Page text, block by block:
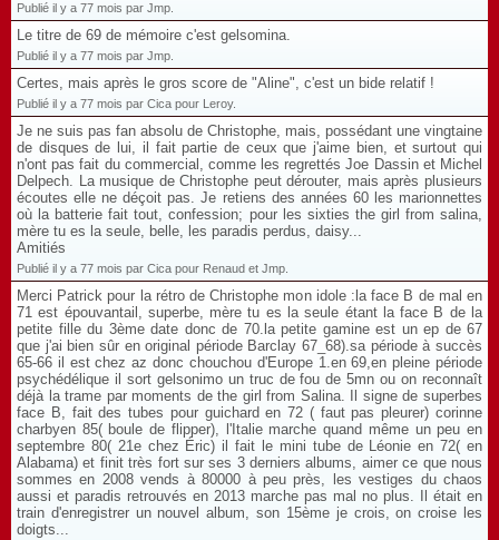
Publié il y a 77 mois par Jmp.
Le titre de 69 de mémoire c'est gelsomina.
Publié il y a 77 mois par Jmp.
Certes, mais après le gros score de "Aline", c'est un bide relatif !
Publié il y a 77 mois par Cica pour Leroy.
Je ne suis pas fan absolu de Christophe, mais, possédant une vingtaine
de disques de lui, il fait partie de ceux que j'aime bien, et surtout qui
n'ont pas fait du commercial, comme les regrettés Joe Dassin et Michel
Delpech. La musique de Christophe peut dérouter, mais après plusieurs
écoutes elle ne déçoit pas. Je retiens des années 60 les marionnettes
où la batterie fait tout, confession; pour les sixties the girl from salina,
mère tu es la seule, belle, les paradis perdus, daisy...
Amitiés
Publié il y a 77 mois par Cica pour Renaud et Jmp.
Merci Patrick pour la rétro de Christophe mon idole :la face B de mal en
71 est épouvantail, superbe, mère tu es la seule étant la face B de la
petite fille du 3ème date donc de 70.la petite gamine est un ep de 67
que j'ai bien sûr en original période Barclay 67_68).sa période à succès
65-66 il est chez az donc chouchou d'Europe 1.en 69,en pleine période
psychédélique il sort gelsonimo un truc de fou de 5mn ou on reconnaît
déjà la trame par moments de the girl from Salina. Il signe de superbes
face B, fait des tubes pour guichard en 72 ( faut pas pleurer) corinne
charbyen 85( boule de flipper), l'Italie marche quand même un peu en
septembre 80( 21e chez Éric) il fait le mini tube de Léonie en 72( en
Alabama) et finit très fort sur ses 3 derniers albums, aimer ce que nous
sommes en 2008 vends à 80000 à peu près, les vestiges du chaos
aussi et paradis retrouvés en 2013 marche pas mal no plus. Il était en
train d'enregistrer un nouvel album, son 15ème je crois, on croise les
doigts...